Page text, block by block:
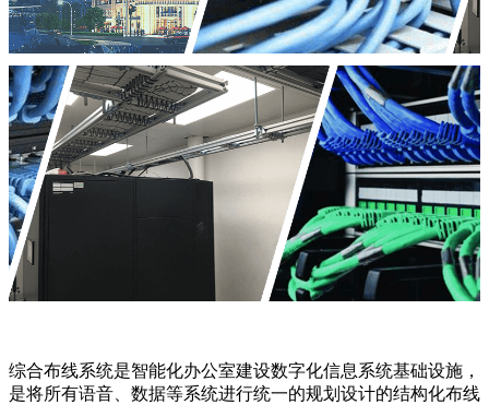
综合布线系统是智能化办公室建设数字化信息系统基础设施，
是将所有语音、数据等系统进行统一的规划设计的结构化布线